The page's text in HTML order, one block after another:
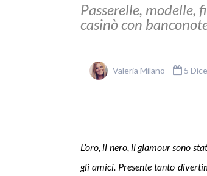
Passerelle, modelle,
casinò con
Valeria Milano 5
L’oro, il nero, il glamour sono
gli amici. Presente tanto